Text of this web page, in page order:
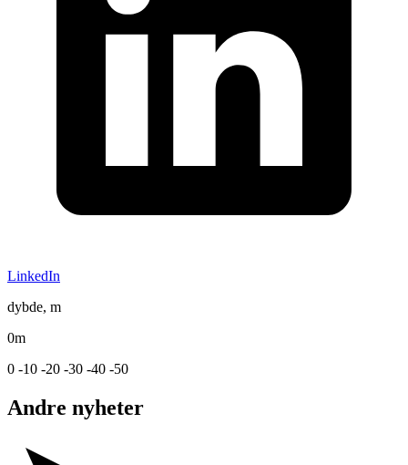
LinkedIn
dybde, m
0m
0 -10 -20 -30 -40 -50
Andre nyheter